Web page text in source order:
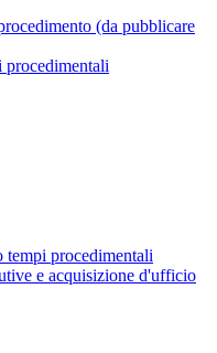
(da pubblicare
tempi procedimentali
e acquisizione d'ufficio